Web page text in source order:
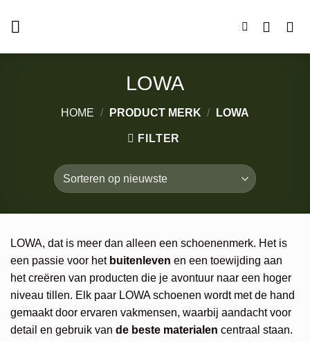
naar
LOWA
HOME / PRODUCT MERK / LOWA
FILTER
LOWA, dat is meer dan alleen een schoenenmerk. Het is
een passie voor het buitenleven en een toewijding aan
het creëren van producten die je avontuur naar een hoger
niveau tillen. Elk paar LOWA schoenen wordt met de hand
gemaakt door ervaren vakmensen, waarbij aandacht voor
detail en gebruik van de beste materialen centraal staan.